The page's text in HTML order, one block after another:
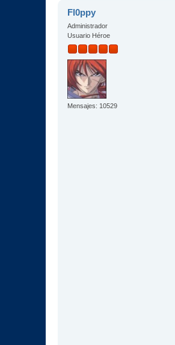
Fl0ppy
Administrador
Usuario Héroe
Mensajes: 10529